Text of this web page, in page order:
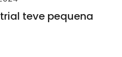
teve pequena